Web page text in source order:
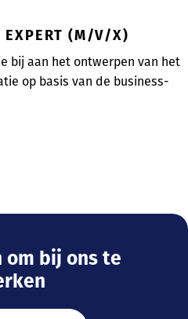
EXPERT (M/V/X)
bij aan het ontwerpen van het
op basis van de business-
om bij ons te